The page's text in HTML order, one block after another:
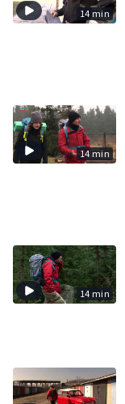
14 min
14 min
14 min